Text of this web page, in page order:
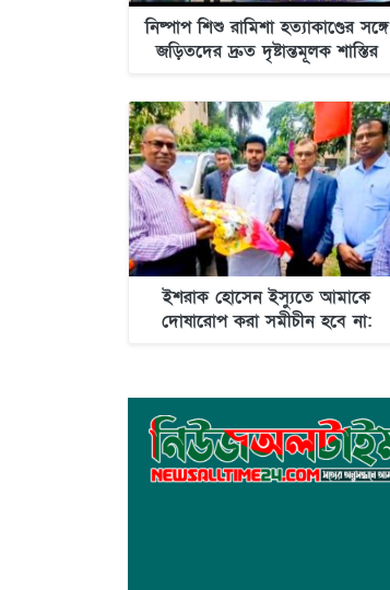
নিষ্পাপ শিশু রামিশা হত্যাকাণ্ডের সঙ্গে
জড়িতদের দ্রুত দৃষ্টান্তমূলক শাস্তির
ইশরাক হোসেন ইস্যুতে আমাকে
দোষারোপ করা সমীচীন হবে না: